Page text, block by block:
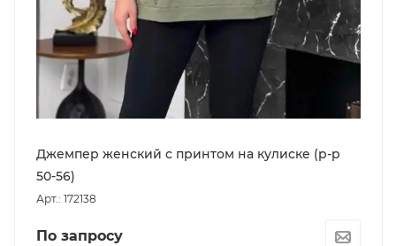
Джемпер женский с принтом на кулиске (р-р
50-56)
Арт.: 172138
По запросу